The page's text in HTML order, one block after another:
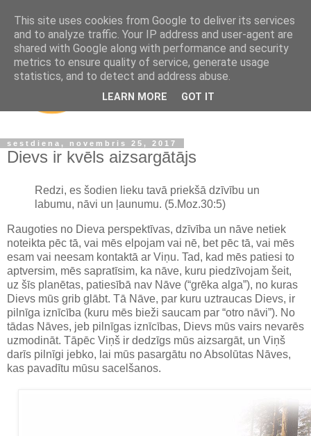
sestdiena, novembris 25, 2017
Dievs ir kvēls aizsargātājs
Redzi, es šodien lieku tavā priekšā dzīvību un
labumu, nāvi un ļaunumu. (5.Moz.30:5)
Raugoties no Dieva perspektīvas, dzīvība un nāve netiek
noteikta pēc tā, vai mēs elpojam vai nē, bet pēc tā, vai mēs
esam vai neesam kontaktā ar Viņu. Tad, kad mēs patiesi to
aptversim, mēs sapratīsim, ka nāve, kuru piedzīvojam šeit,
uz šīs planētas, patiesībā nav Nāve (“grēka alga”), no kuras
Dievs mūs grib glābt. Tā Nāve, par kuru uztraucas Dievs, ir
pilnīga iznīcība (kuru mēs bieži saucam par “otro nāvi”). No
tādas Nāves, jeb pilnīgas iznīcības, Dievs mūs vairs nevarēs
uzmodināt. Tāpēc Viņš ir dedzīgs mūs aizsargāt, un Viņš
darīs pilnīgi jebko, lai mūs pasargātu no Absolūtas Nāves,
kas pavadītu mūsu sacelšanos.
This site uses cookies from Google to deliver its services
and to analyze traffic. Your IP address and user-agent are
shared with Google along with performance and security
metrics to ensure quality of service, generate usage
statistics, and to detect and address abuse.
LEARN MORE GOT IT